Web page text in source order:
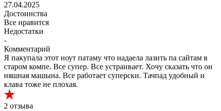
27.04.2025
Достоинства
Все нравится
Недостатки
-
Комментарий
Я пакупала этот ноут патаму что надаела лазить па сайтам в
старом компе. Все супер. Все устраивает. Хочу сказать что он
няшная машына. Все работает суперски. Тачпад удобный и
клава тоже не плохая.
2 отзыва